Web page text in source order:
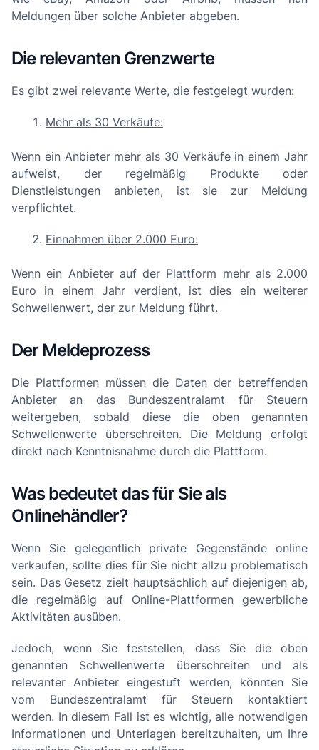
Meldungen über solche Anbieter abgeben.
Die relevanten Grenzwerte
Es gibt zwei relevante Werte, die festgelegt wurden:
Mehr als 30 Verkäufe:
Wenn ein Anbieter mehr als 30 Verkäufe in einem Jahr
aufweist, der regelmäßig Produkte oder
Dienstleistungen anbieten, ist sie zur Meldung
verpflichtet.
Einnahmen über 2.000 Euro:
Wenn ein Anbieter auf der Plattform mehr als 2.000
Euro in einem Jahr verdient, ist dies ein weiterer
Schwellenwert, der zur Meldung führt.
Der Meldeprozess
Die Plattformen müssen die Daten der betreffenden
Anbieter an das Bundeszentralamt für Steuern
weitergeben, sobald diese die oben genannten
Schwellenwerte überschreiten. Die Meldung erfolgt
direkt nach Kenntnisnahme durch die Plattform.
Was bedeutet das für Sie als
Onlinehändler?
Wenn Sie gelegentlich private Gegenstände online
verkaufen, sollte dies für Sie nicht allzu problematisch
sein. Das Gesetz zielt hauptsächlich auf diejenigen ab,
die regelmäßig auf Online-Plattformen gewerbliche
Aktivitäten ausüben.
Jedoch, wenn Sie feststellen, dass Sie die oben
genannten Schwellenwerte überschreiten und als
relevanter Anbieter eingestuft werden, könnten Sie
vom Bundeszentralamt für Steuern kontaktiert
werden. In diesem Fall ist es wichtig, alle notwendigen
Informationen und Unterlagen bereitzuhalten, um Ihre